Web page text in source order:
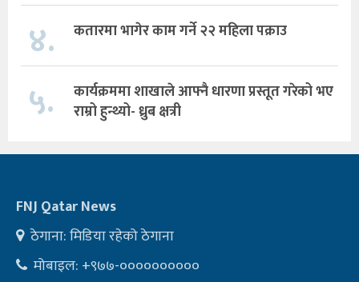
४. कतारमा भागेर काम गर्ने २२ महिला पक्राउ
५.
कार्यक्रममा शाखाले आफ्नै धारणा प्रस्तूत गरेको भए
राम्रो हुन्थ्यो- ध्रुब क्षत्री
FNJ Qatar News
ठेगाना: मिडिया रहेको ठेगाना
मोबाइल: +९७७-००००००००००